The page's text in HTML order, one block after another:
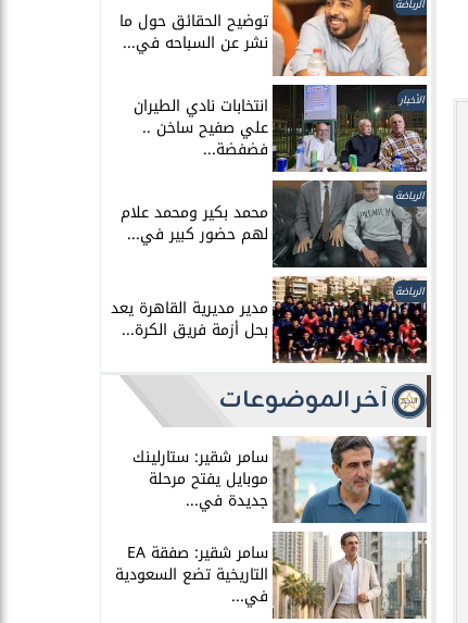
الرياضة
توضيح الحقائق حول ما
نشر عن السباحه في...
الأخبار انتخابات نادي الطيران
علي صفيح ساخن ..
فضفضة...
الرياضة
محمد بكير ومحمد علام
لهم حضور كبير في...
الرياضة
مدير مديرية القاهرة يعد
بحل أزمة فريق الكرة...
آخر الموضوعات
سامر شقير: ستارلينك
موبايل يفتح مرحلة
جديدة في...
سامر شقير: صفقة EA
التاريخية تضع السعودية
في...